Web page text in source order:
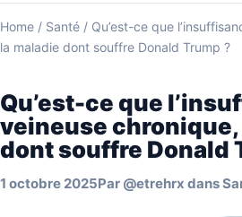
Home / Santé / Qu’est-ce que
la maladie dont souffre Donald Trump ?
Qu’est-ce que
veineuse chronique,
dont souffre Donald
1 octobre 2025Par @etrehrx dans